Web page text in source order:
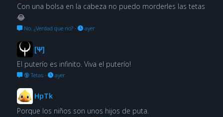
Con una bolsa en la cabeza no puedo morderles las tetas
😂
No. ¿Verdad que no?· ayer
[Ψ]
El puterío es infinito. Viva el puterío!
🔞 Tetas· ayer
HpTk
Porque los niños son unos hijos de puta.